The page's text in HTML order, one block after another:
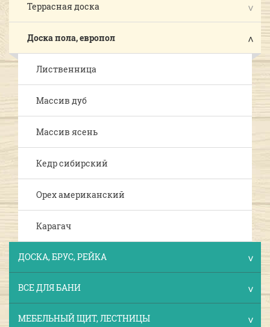
Террасная доска
Доска пола, европол
Лиственница
Массив дуб
Массив ясень
Кедр сибирский
Орех американский
Карагач
ДОСКА, БРУС, РЕЙКА
ВСЕ ДЛЯ БАНИ
МЕБЕЛЬНЫЙ ЩИТ, ЛЕСТНИЦЫ